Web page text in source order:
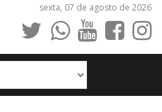
sexta, 07 de agosto de 2026